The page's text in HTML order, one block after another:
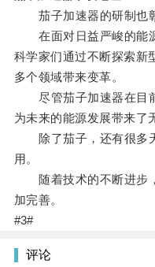
茄子加速器的研制也彰
在面对日益严峻的能源
科学家们通过不断探索新
多个领域带来变革。
尽管茄子加速器在目前
为未来的能源发展带来了
除了茄子，还有很多天
用。
随着技术的不断进步，
加完善。
#3#
评论